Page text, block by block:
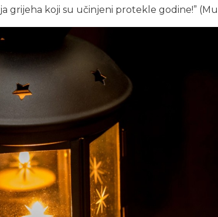
grijeha koji su učinjeni protekle godine!”